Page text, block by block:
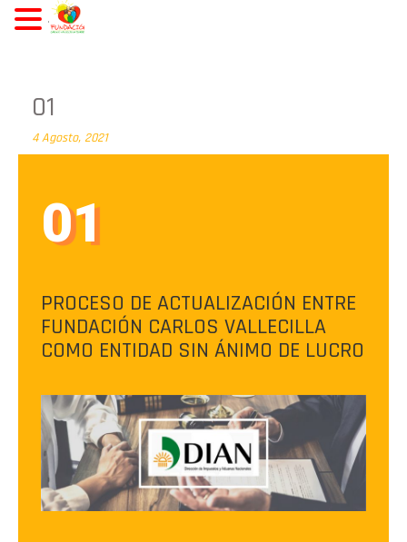
01
4 Agosto, 2021
01
PROCESO DE ACTUALIZACIÓN ENTRE
FUNDACIÓN CARLOS VALLECILLA
COMO ENTIDAD SIN ÁNIMO DE LUCRO
.